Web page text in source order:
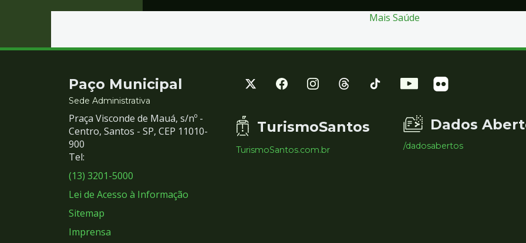
Mais Saúde
Contato
e
Redes
Sociais
Paço Municipal
Sede Administrativa
Praça Visconde de Mauá, s/nº -
Centro, Santos - SP, CEP 11010-
900
Tel:
(13) 3201-5000
Lei de Acesso à Informação
Sitemap
Imprensa
TurismoSantos
TurismoSantos.com.br
Dados
/dadosabertos